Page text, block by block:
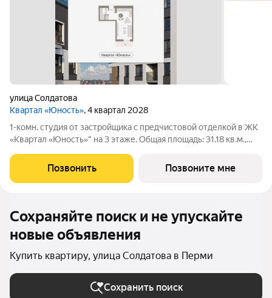
улица Солдатова
Квартал «Юность», 4 квартал 2028
1-комн. студия от застройщика с предчистовой отделкой в ЖК
«Квартал «Юность»" на 3 этаже. Общая площадь: 31.18 кв.м.,
под кухонную зону. Все окна выходят на одну сторону. В
квартире один
Позвонить Позвоните мне
Сохраняйте поиск и не упускайте
новые объявления
Купить квартиру, улица Солдатова в Перми
Сохранить поиск